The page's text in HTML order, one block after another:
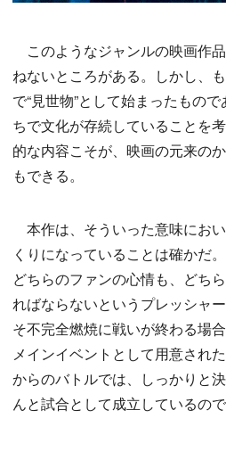
このようなジャンルの映画作
ねないところがある。しかし、
で“見世物”として始まったもの
ちで文化が存続していることを
的な内容こそが、映画の元来の
もできる。
本作は、そういった意味にお
くりになっていることは確かだ
どちらのファンの心情も、どち
ればならないというプレッシャ
そ不完全燃焼に戦いが終わる場
メインイベントとして用意され
からのバトルでは、しっかりと
んと試合として成立しているので